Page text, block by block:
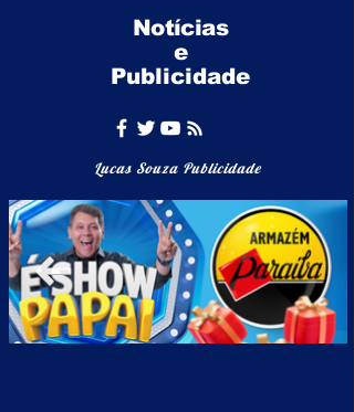
Notícias
e
Publicidade
Lucas Souza Publicidade